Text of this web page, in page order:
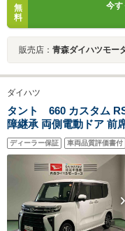
無
料
今す
販売店： 青森ダイハツモー
ダイハツ
タント 660 カスタム
障継承 両側電動ドア 前
レーキ 障害物センサー
ディーラー保証 車両品質評価書付